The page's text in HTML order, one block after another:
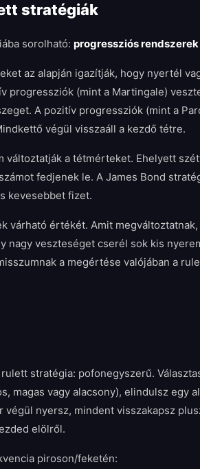
stratégiák
sorolható: progressziós rendszerek
az alapján igazítják, hogy nyertél
progressziók (mint a Martingale)
A pozitív progressziók (mint a
végül visszaáll a kezdő tétre.
változtatják a tétmérteket. Ehelyett
fedjenek le. A James Bond
kevesebbet fizet.
várható értékét. Amit
nagy veszteséget cserél sok kis
a megértése valójában a
stratégia: pofonegyszerű.
magas vagy alacsony), elindulsz egy
végül nyersz, mindent visszakapsz
elölről.
piroson/feketén: